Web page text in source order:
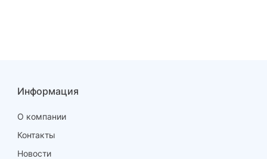
Информация
О компании
Контакты
Новости